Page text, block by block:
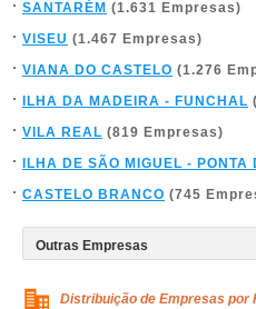
SANTARÉM (1.631 Empresas)
VISEU (1.467 Empresas)
VIANA DO CASTELO (1.276
ILHA DA MADEIRA - FUNCHAL
VILA REAL (819 Empresas)
ILHA DE SÃO MIGUEL - PONTA
CASTELO BRANCO (745
Distribuição de Empresas por